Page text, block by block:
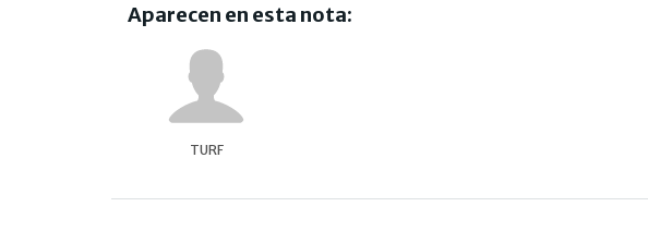
Aparecen en esta nota:
TURF